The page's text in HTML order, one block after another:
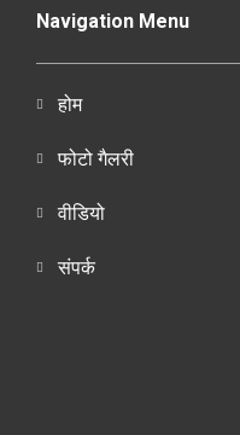
Navigation Menu
होम
फोटो गैलरी
वीडियो
संपर्क